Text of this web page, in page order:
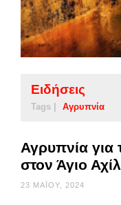
Ειδήσεις
Tags | Αγρυπνία
Αγρυπνία
στον Άγιο
23 ΜΑΪ́ΟΥ, 2024